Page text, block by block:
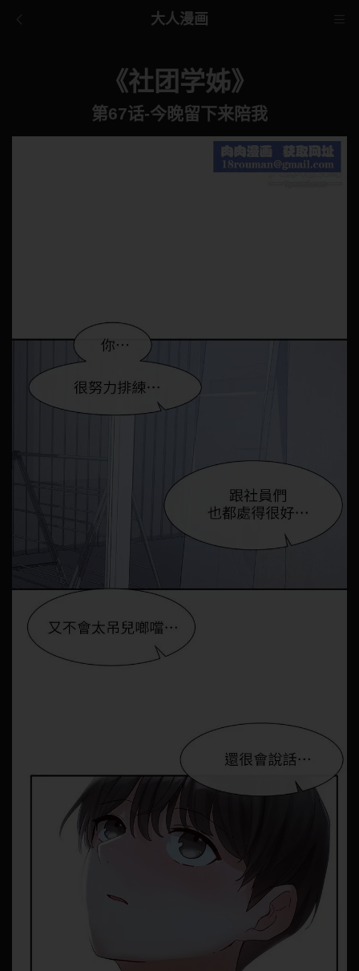
大人漫画
《社团学姊》
第67话-今晚留下来陪我